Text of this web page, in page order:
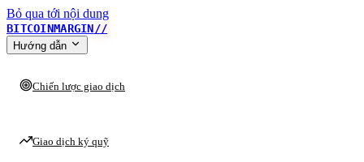
Bỏ qua tới nội dung
BITCOINMARGIN//
Hướng dẫn
Chiến lược giao dịch
Giao dịch ký quỹ